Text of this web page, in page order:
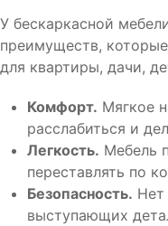
У бескаркасной
преимуществ,
для квартиры, дачи,
Комфорт. Мягкое
расслабиться и
Легкость. Мебель
переставлять по
Безопасность. Нет
выступающих